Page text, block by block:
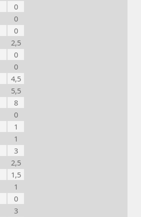
0
0
0
2,5
0
0
4,5
5,5
8
0
1
1
3
2,5
1,5
1
0
3